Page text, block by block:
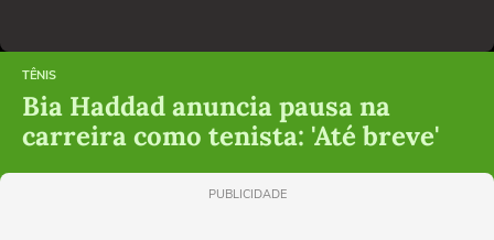
TÊNIS
Bia Haddad anuncia pausa na
carreira como tenista: 'Até breve'
PUBLICIDADE